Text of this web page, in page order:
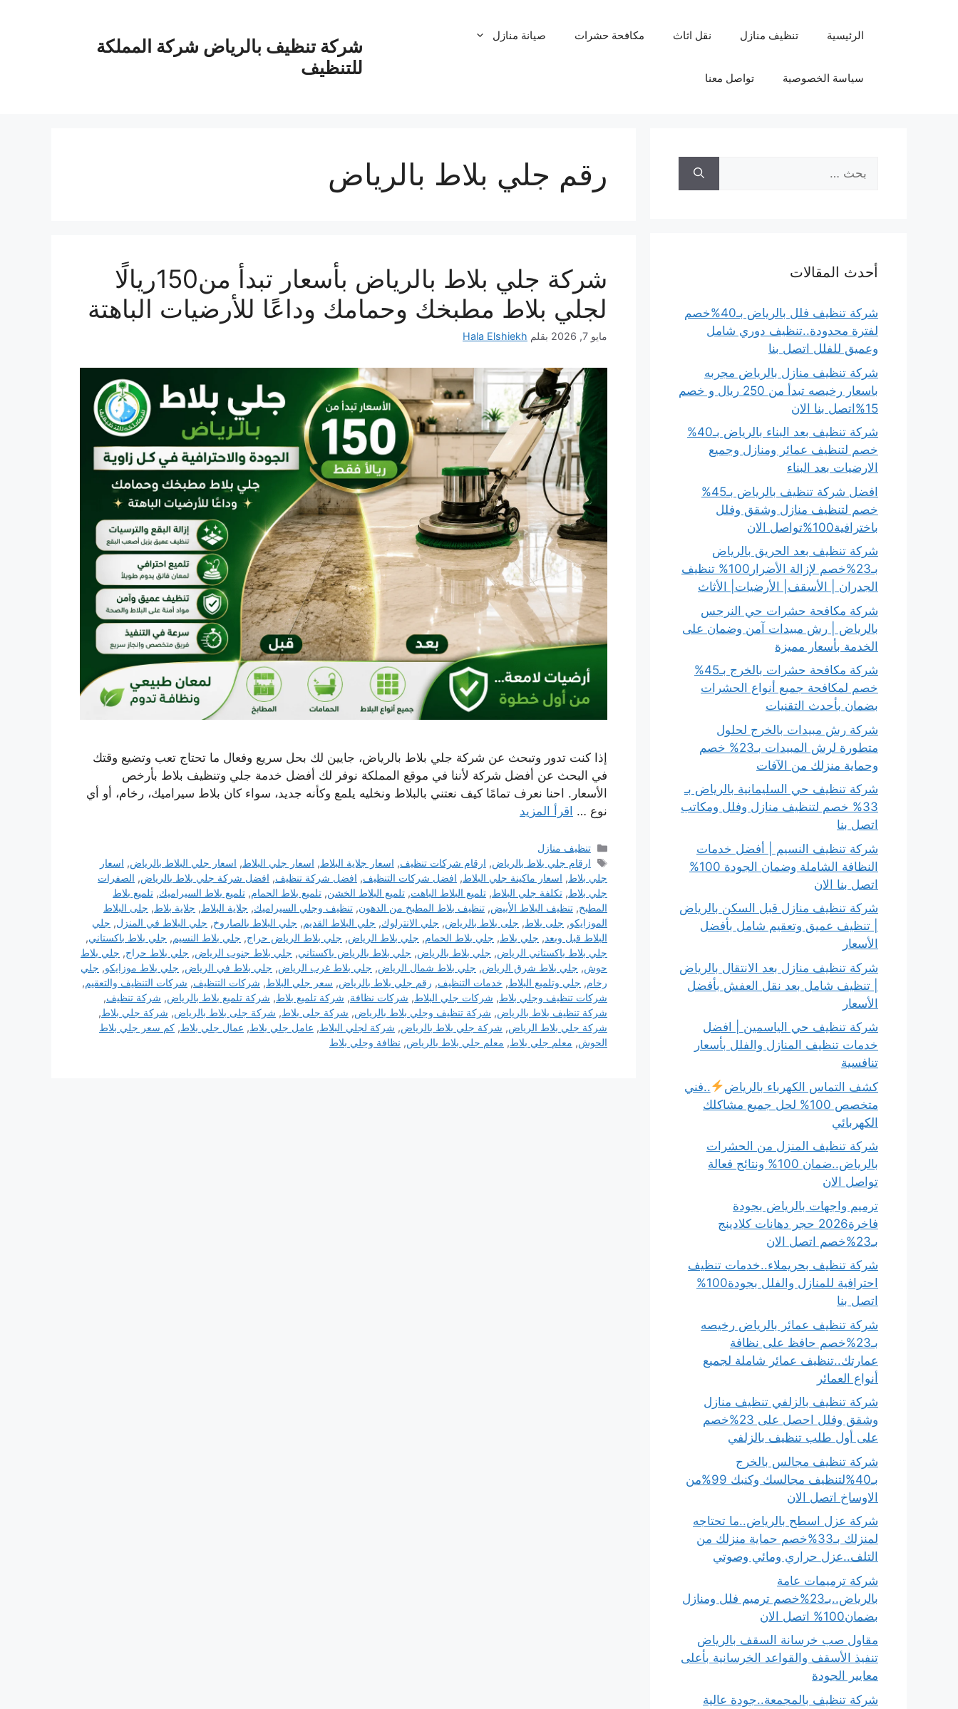
شركة تنظيف بالرياض شركة المملكة
للتنظيف
الرئيسية تنظيف منازل نقل اثاث مكافحة حشرات صيانة منازل
سياسة الخصوصية تواصل معنا
رقم جلي بلاط بالرياض
شركة جلي بلاط بالرياض بأسعار تبدأ من150ريالًا
لجلي بلاط مطبخك وحمامك وداعًا للأرضيات الباهتة
مايو 7, 2026 بقلم Hala Elshiekh
إذا كنت تدور وتبحث عن شركة جلي بلاط بالرياض، جايين لك بحل سريع وفعال ما تحتاج تعب وتضيع وقتك
في البحث عن أفضل شركة لأننا في موقع المملكة نوفر لك أفضل خدمة جلي وتنظيف بلاط بأرخص
الأسعار. احنا نعرف تمامًا كيف نعتني بالبلاط ونخليه يلمع وكأنه جديد، سواء كان بلاط سيراميك، رخام، أو أي
نوع … اقرأ المزيد
التصنيفات
تنظيف منازل
الوسوم
ارقام جلي بلاط بالرياض, ارقام شركات تنظيف, اسعار جلاية البلاط, اسعار جلي البلاط, اسعار جلي البلاط بالرياض, اسعار
جلي بلاط, اسعار ماكينة جلي البلاط, افضل شركات التنظيف, افضل شركة تنظيف, افضل شركة جلي بلاط بالرياض, الصفرات
جلي بلاط, تكلفة جلي البلاط, تلميع البلاط الباهت, تلميع البلاط الخشن, تلميع بلاط الحمام, تلميع بلاط السيراميك, تلميع بلاط
المطبخ, تنظيف البلاط الأبيض, تنظيف بلاط المطبخ من الدهون, تنظيف وجلي السيراميك, جلاية البلاط, جلاية بلاط, جلى البلاط
الموزايكو, جلى بلاط, جلى بلاط بالرياض, جلي الانترلوك, جلي البلاط القديم, جلي البلاط بالصاروخ, جلي البلاط في المنزل, جلي
البلاط قبل وبعد, جلي بلاط, جلي بلاط الحمام, جلي بلاط الرياض, جلي بلاط الرياض حراج, جلي بلاط النسيم, جلي بلاط باكستاني,
جلي بلاط باكستاني الرياض, جلي بلاط بالرياض, جلي بلاط بالرياض باكستاني, جلي بلاط جنوب الرياض, جلي بلاط حراج, جلي بلاط
حوش, جلي بلاط شرق الرياض, جلي بلاط شمال الرياض, جلي بلاط غرب الرياض, جلي بلاط في الرياض, جلي بلاط موزايكو, جلي
رخام, جلي وتلميع البلاط, خدمات التنظيف, رقم جلي بلاط بالرياض, سعر جلي البلاط, شركات التنظيف, شركات التنظيف والتعقيم,
شركات تنظيف وجلي بلاط, شركات جلي البلاط, شركات نظافة, شركة تلميع بلاط, شركة تلميع بلاط بالرياض, شركة تنظيف,
شركة تنظيف بلاط بالرياض, شركة تنظيف وجلي بلاط بالرياض, شركة جلى بلاط, شركة جلى بلاط بالرياض, شركة جلي بلاط,
شركة جلي بلاط الرياض, شركة جلي بلاط بالرياض, شركة لجلي البلاط, عامل جلي بلاط, عمال جلي بلاط, كم سعر جلي بلاط
الحوش, معلم جلي بلاط, معلم جلي بلاط بالرياض, نظافة وجلي بلاط
عن:
أحدث المقالات
شركة تنظيف فلل بالرياض بـ40%خصم
لفترة محدودة..تنظيف دوري شامل
وعميق للفلل اتصل بنا
شركة تنظيف منازل بالرياض مجربه
باسعار رخيصه تبدأ من 250 ريال و خصم
15%اتصل بنا الان
شركة تنظيف بعد البناء بالرياض بـ40%
خصم لتنظيف عمائر ومنازل وجميع
الارضيات بعد البناء
افضل شركة تنظيف بالرياض بـ45%
خصم لتنظيف منازل وشقق وفلل
باخترافية100%تواصل الان
شركة تنظيف بعد الحريق بالرياض
بـ23%خصم لإزالة الأضرار100% تنظيف
الجدران | الأسقف| الأرضيات| الأثاث
شركة مكافحة حشرات حي النرجس
بالرياض | رش مبيدات آمن وضمان على
الخدمة بأسعار مميزة
شركة مكافحة حشرات بالخرج بـ45%
خصم لمكافحة جميع أنواع الحشرات
بضمان بأحدث التقنيات
شركة رش مبيدات بالخرج لحلول
متطورة لرش المبيدات بـ23% خصم
وحماية منزلك من الآفات
شركة تنظيف حي السليمانية بالرياض بـ
33% خصم لتنظيف منازل وفلل ومكاتب
اتصل بنا
شركة تنظيف النسيم | أفضل خدمات
النظافة الشاملة وضمان الجودة 100%
اتصل بنا الان
شركة تنظيف منازل قبل السكن بالرياض
| تنظيف عميق وتعقيم شامل بأفضل
الأسعار
شركة تنظيف منازل بعد الانتقال بالرياض
| تنظيف شامل بعد نقل العفش بأفضل
الأسعار
شركة تنظيف حي الياسمين | افضل
خدمات تنظيف المنازل والفلل بأسعار
تنافسية
كشف التماس الكهرباء بالرياض
..فني
متخصص 100% لحل جميع مشاكلك
الكهربائي
شركة تنظيف المنزل من الحشرات
بالرياض..ضمان 100% ونتائج فعالة
تواصل الان
ترميم واجهات بالرياض بجودة
فاخرة2026 حجر دهانات كلادينج
بـ23%خصم اتصل الان
شركة تنظيف بحريملاء..خدمات تنظيف
احترافية للمنازل والفلل بجودة100%
اتصل بنا
شركة تنظيف عمائر بالرياض رخيصه
بـ23%خصم حافظ على نظافة
عمارتك..تنظيف عمائر شاملة لجميع
أنواع العمائر
شركة تنظيف بالزلفي تنظيف منازل
وشقق وفلل احصل على 23%خصم
على أول طلب تنظيف بالزلفي
شركة تنظيف مجالس بالخرج
بـ40%لتنظيف مجالسك وكنبك 99%من
الاوساخ اتصل الان
شركة عزل اسطح بالرياض..ما تحتاجه
لمنزلك بـ33%خصم حماية منزلك من
التلف..عزل حراري ومائي وصوتي
شركة ترميمات عامة
بالرياض..بـ23%خصم ترميم فلل ومنازل
بضمان100% اتصل الان
مقاول صب خرسانة السقف بالرياض
تنفيذ الأسقف والقواعد الخرسانية بأعلى
معايير الجودة
شركة تنظيف بالمجمعة..جودة عالية